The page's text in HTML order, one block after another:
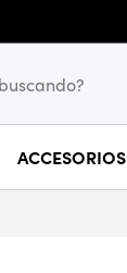
ACCESORIOS